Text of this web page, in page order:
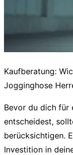
Kaufberatung:
Jogginghose
Bevor du dich für
entscheidest,
berücksichtigen.
Investition in